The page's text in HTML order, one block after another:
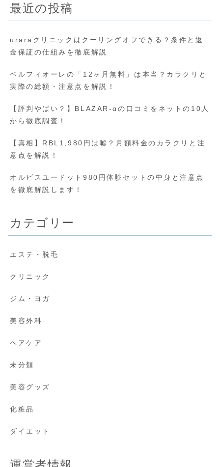
最近の投稿
uraraクリニックはクーリングオフできる？条件と返
金保証の仕組みを徹底解説
ベルフィオーレの「12ヶ月無料」は本当？カラクリと
実際の総額・注意点を解説！
【評判やばい？】BLAZAR-αの口コミをネットの10人
から徹底調査！
【真相】RBL1,980円は嘘？月額料金のカラクリと注
意点を解説！
オルビスユードット980円体験セットの中身と注意点
を徹底解説します！
カテゴリー
エステ・脱毛
クリニック
ジム・ヨガ
美容外科
ヘアケア
未分類
美容グッズ
化粧品
ダイエット